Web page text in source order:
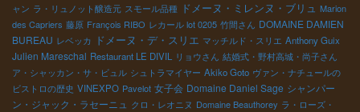
ャン ラ・リュノット醸造元 スモール品種 ドメーヌ・ミレンヌ・ブリュ Marion
des Capriers 藤原 François RIBO レカール lot 0205 竹間さん DOMAINE DAMIEN
BUREAU レベッカ ドメーヌ・デ・スリエ マッチルド・スリエ Anthony Guix
Julien Mareschal Restaurant LE DIVIL リョウさん 結婚式・野村高城・尚子さん
ア・シャッカン・サ・ビュル シュトラマイヤー Akiko Goto ヴァン・ナチュールの
ビストロの歴史 VINEXPO Pavelot 女子会 Domaine Daniel Sage シャンパー
ン・ジャック・ラセーニュ クロ・レオニヌ Domaine Beauthorey ラ・ローズ・